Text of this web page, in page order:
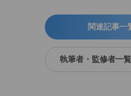
関連記事一
執筆者・監修者一